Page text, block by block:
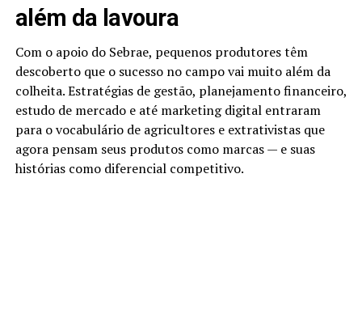
além da lavoura
Com o apoio do Sebrae, pequenos produtores têm
descoberto que o sucesso no campo vai muito além da
colheita. Estratégias de gestão, planejamento financeiro,
estudo de mercado e até marketing digital entraram
para o vocabulário de agricultores e extrativistas que
agora pensam seus produtos como marcas — e suas
histórias como diferencial competitivo.